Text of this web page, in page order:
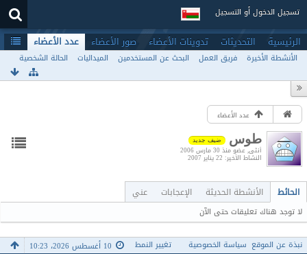
تسجيل الدخول أو التسجيل
الرئيسية التحديثات تدوينات الأعضاء صور الأعضاء عدد الأعضاء
الأنشطة الأخيرة فريق العمل البحث عن المستخدمين الميداليات الحالة الشخصية
عدد الأعضاء
طوس ضيف جديد
أنثى عضو منذ 30 مارس 2006
النشاط الأخير 22 يناير 2007
الحائط الأنشطة الحديثة الإعجابات عني
لا توجد هناك تعليقات حتى الآن
نبذة عن الموقع سياسة الخصوصية 10 أغسطس 2026، 10:23
تغيير النمط